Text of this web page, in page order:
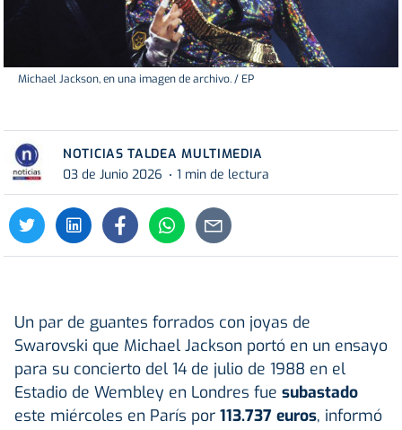
Michael Jackson, en una imagen de archivo. / EP
NOTICIAS TALDEA MULTIMEDIA
03 de Junio 2026
1 min de lectura
Un par de guantes forrados con joyas de
Swarovski que Michael Jackson portó en un ensayo
para su concierto del 14 de julio de 1988 en el
Estadio de Wembley en Londres fue subastado
este miércoles en París por 113.737 euros, informó